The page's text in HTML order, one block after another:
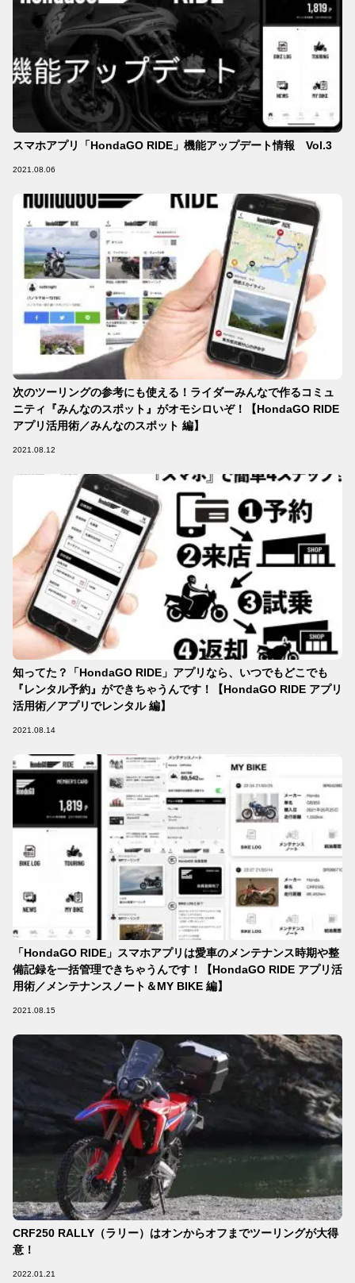
スマホアプリ「HondaGO RIDE」機能アップデート情報 Vol.3
2021.08.06
次のツーリングの参考にも使える！ライダーみんなで作るコミュ
ニティ『みんなのスポット』がオモシロいぞ！【HondaGO RIDE
アプリ活用術／みんなのスポット 編】
2021.08.12
知ってた？「HondaGO RIDE」アプリなら、いつでもどこでも
『レンタル予約』ができちゃうんです！【HondaGO RIDE アプリ
活用術／アプリでレンタル 編】
2021.08.14
「HondaGO RIDE」スマホアプリは愛車のメンテナンス時期や整
備記録を一括管理できちゃうんです！【HondaGO RIDE アプリ活
用術／メンテナンスノート＆MY BIKE 編】
2021.08.15
CRF250 RALLY（ラリー）はオンからオフまでツーリングが大得
意！
2022.01.21